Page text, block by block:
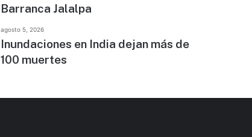
Barranca Jalalpa
agosto 5, 2026
Inundaciones en India dejan más de
100 muertes